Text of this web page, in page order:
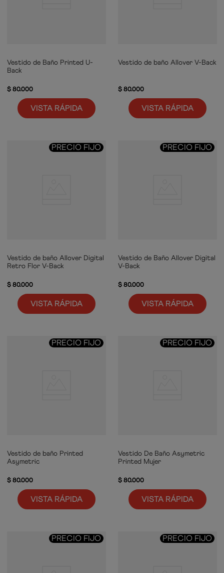
Vestido de Baño Printed U-
Back
$80.000
VISTA RÁPIDA
Vestido de baño Allover V-Back
$80.000
VISTA RÁPIDA
PRECIO FIJO
Vestido de baño Allover Digital
Retro Flor V-Back
$80.000
VISTA RÁPIDA
PRECIO FIJO
Vestido de Baño Allover Digital
V-Back
$80.000
VISTA RÁPIDA
PRECIO FIJO
Vestido de baño Printed
Asymetric
$80.000
VISTA RÁPIDA
PRECIO FIJO
Vestido De Baño Asymetric
Printed Mujer
$80.000
VISTA RÁPIDA
PRECIO FIJO PRECIO FIJO